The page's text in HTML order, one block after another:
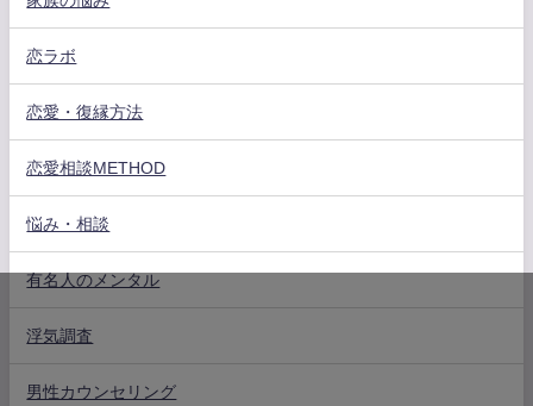
恋ラボ
恋愛・復縁方法
恋愛相談METHOD
悩み・相談
有名人のメンタル
浮気調査
男性カウンセリング